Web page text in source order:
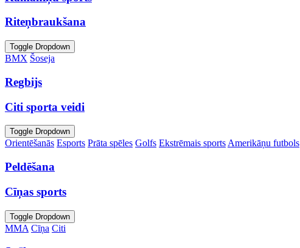
Riteņbraukšana
Toggle Dropdown
BMX Šoseja
Regbijs
Citi sporta veidi
Toggle Dropdown
Orientēšanās Esports Prāta spēles Golfs Ekstrēmais sports Amerikāņu futbols
Peldēšana
Cīņas sports
Toggle Dropdown
MMA Cīņa Citi